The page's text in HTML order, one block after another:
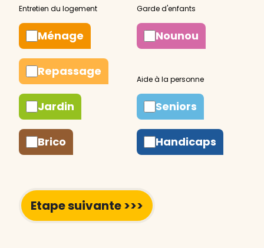
Ménage
Repassage
Jardin
Brico
Nounou
Seniors
Handicaps